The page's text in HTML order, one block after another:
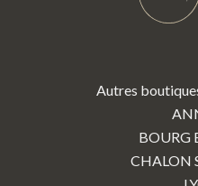
Autres
BOURG
CHALON